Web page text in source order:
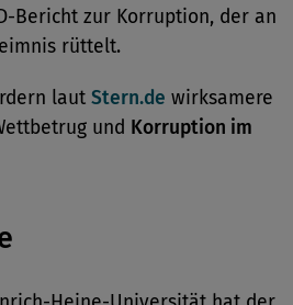
Bericht zur Korruption, der an
rüttelt.
laut Stern.de wirksamere
und Korruption im